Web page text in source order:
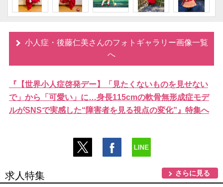
小人症・後藤仁美さんのフォトギャラリー画像一覧
へ
『【世界小人症啓発デー】「見たくないものを見せない
で」から「可愛い」に…身長115cmの軟骨無形成症モデ
ルがSNSで実感した“障害者を見る視点の変化”』特集へ
求人特集 さらに見る